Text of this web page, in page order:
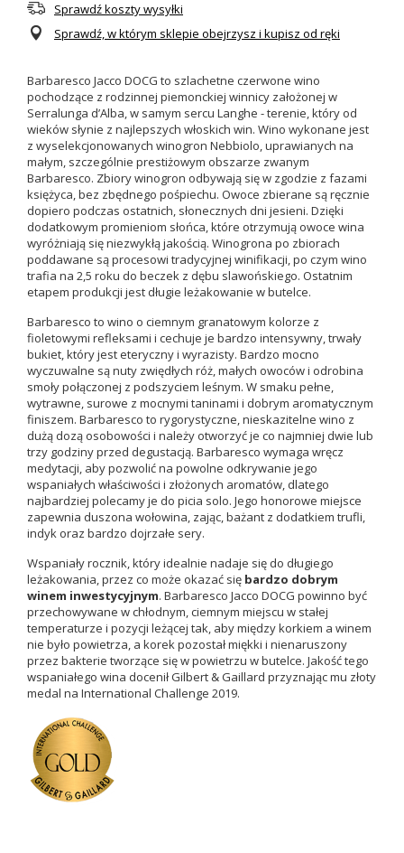
Sprawdź koszty wysyłki
Sprawdź, w którym sklepie obejrzysz i kupisz od ręki
Barbaresco Jacco DOCG to szlachetne czerwone wino
pochodzące z rodzinnej piemonckiej winnicy założonej w
Serralunga d’Alba, w samym sercu Langhe - terenie, który od
wieków słynie z najlepszych włoskich win. Wino wykonane jest
z wyselekcjonowanych winogron Nebbiolo, uprawianych na
małym, szczególnie prestiżowym obszarze zwanym
Barbaresco. Zbiory winogron odbywają się w zgodzie z fazami
księżyca, bez zbędnego pośpiechu. Owoce zbierane są ręcznie
dopiero podczas ostatnich, słonecznych dni jesieni. Dzięki
dodatkowym promieniom słońca, które otrzymują owoce wina
wyróżniają się niezwykłą jakością. Winogrona po zbiorach
poddawane są procesowi tradycyjnej winifikacji, po czym wino
trafia na 2,5 roku do beczek z dębu slawońskiego. Ostatnim
etapem produkcji jest długie leżakowanie w butelce.
Barbaresco to wino o ciemnym granatowym kolorze z
fioletowymi refleksami i cechuje je bardzo intensywny, trwały
bukiet, który jest eteryczny i wyrazisty. Bardzo mocno
wyczuwalne są nuty zwiędłych róż, małych owoców i odrobina
smoły połączonej z podszyciem leśnym. W smaku pełne,
wytrawne, surowe z mocnymi taninami i dobrym aromatycznym
finiszem. Barbaresco to rygorystyczne, nieskazitelne wino z
dużą dozą osobowości i należy otworzyć je co najmniej dwie lub
trzy godziny przed degustacją. Barbaresco wymaga wręcz
medytacji, aby pozwolić na powolne odkrywanie jego
wspaniałych właściwości i złożonych aromatów, dlatego
najbardziej polecamy je do picia solo. Jego honorowe miejsce
zapewnia duszona wołowina, zając, bażant z dodatkiem trufli,
indyk oraz bardzo dojrzałe sery.
Wspaniały rocznik, któryidealnie nadaje się do długiego
leżakowania,przez co może okazać się bardzo dobrym
winem inwestycyjnym. Barbaresco Jacco DOCG powinno być
przechowywane w chłodnym, ciemnym miejscu w stałej
temperaturze i pozycji leżącej tak, aby między korkiem a winem
nie było powietrza, a korek pozostał miękki i nienaruszony
przez bakterie tworzące się w powietrzu w butelce. Jakość tego
wspaniałego wina docenił Gilbert & Gaillard przyznając mu złoty
medal na International Challenge 2019.